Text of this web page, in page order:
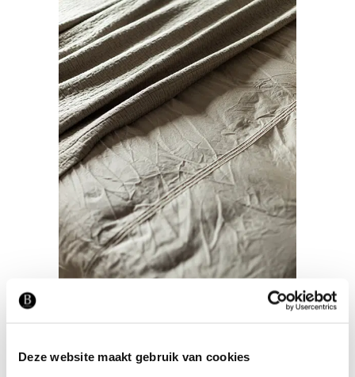
Deze website maakt gebruik van cookies